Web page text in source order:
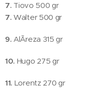
7. Tiovo 500 gr
7.Walter 500 gr
9.AlÃ­reza 315 gr
10. Hugo 275 gr
11. Lorentz 270 gr